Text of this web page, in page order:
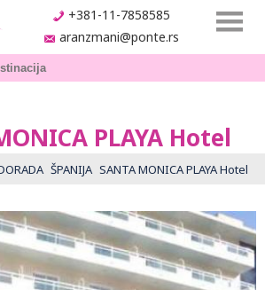
+381-11-7858585
aranzmani@ponte.rs
PLAYA Hotel
ŠPANIJA SANTA MONICA PLAYA Hotel